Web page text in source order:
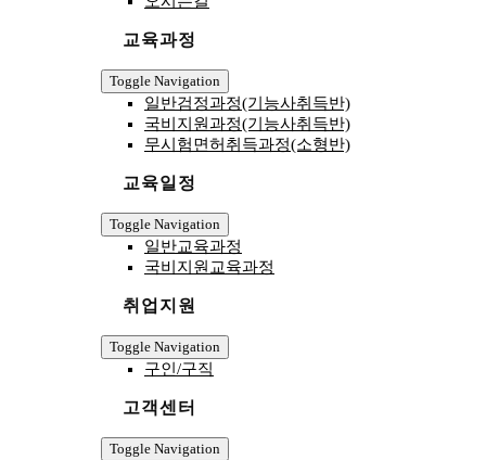
교육과정
Toggle Navigation
일반검정과정(기능사취득반)
국비지원과정(기능사취득반)
무시험면허취득과정(소형반)
교육일정
Toggle Navigation
일반교육과정
국비지원교육과정
취업지원
Toggle Navigation
구인/구직
고객센터
Toggle Navigation